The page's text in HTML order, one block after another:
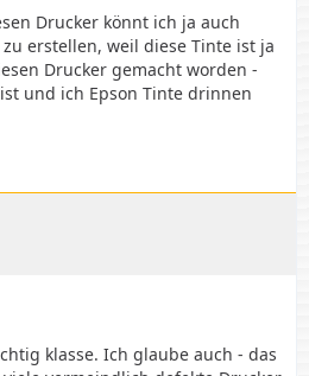
Drucker könnt ich ja auch
erstellen, weil diese Tinte ist ja
Drucker gemacht worden -
und ich Epson Tinte drinnen
klasse. Ich glaube auch - das